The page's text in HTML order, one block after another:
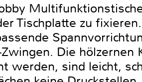
Tischplatte zu
Die hölzernen
werden, sind leicht,